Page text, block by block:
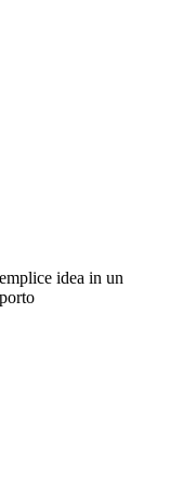
idea in un